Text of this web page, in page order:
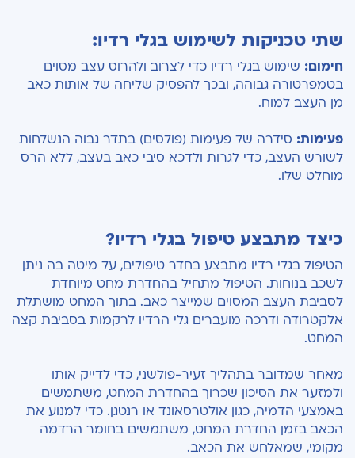
שתי טכניקות לשימוש בגלי רדיו:
חימום: שימוש בגלי רדיו כדי לצרוב ולהרוס עצב מסוים
בטמפרטורה גבוהה, ובכך להפסיק שליחה של אותות כאב
מן העצב למוח.
פעימות: סידרה של פעימות (פולסים) בתדר גבוה הנשלחות
לשורש העצב, כדי לגרות ולדכא סיבי כאב בעצב, ללא הרס
מוחלט שלו.
כיצד מתבצע טיפול בגלי רדיו?
הטיפול בגלי רדיו מתבצע בחדר טיפולים, על מיטה בה ניתן
לשכב בנוחות. הטיפול מתחיל בהחדרת מחט מיוחדת
לסביבת העצב המסוים שמייצר כאב. בתוך המחט מושתלת
אלקטרודה ודרכה מועברים גלי הרדיו לרקמות בסביבת קצה
המחט.
מאחר שמדובר בתהליך זעיר-פולשני, כדי לדייק אותו
ולמזער את הסיכון שכרוך בהחדרת המחט, משתמשים
באמצעי הדמיה, כגון אולטרסאונד או רנטגן. כדי למנוע את
הכאב בזמן החדרת המחט, משתמשים בחומר הרדמה
מקומי, שמאלחש את הכאב.